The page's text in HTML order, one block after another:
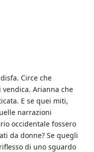
Circe che
Arianna che
E se quei miti,
narrazioni
occidentale fossero
da donne? Se quegli
di uno sguardo